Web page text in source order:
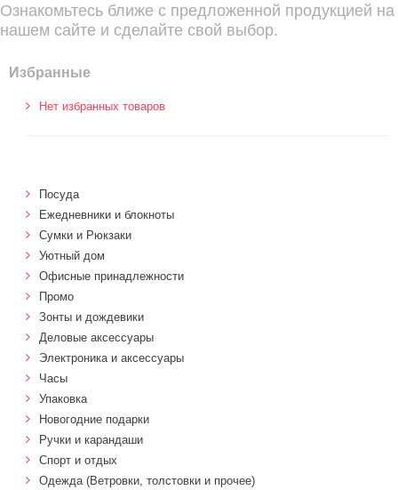
Ознакомьтесь ближе с предложенной продукцией на
нашем сайте и сделайте свой выбор.
Избранные
Нет избранных товаров
Посуда
Ежедневники и блокноты
Сумки и Рюкзаки
Уютный дом
Офисные принадлежности
Промо
Зонты и дождевики
Деловые аксессуары
Электроника и аксессуары
Часы
Упаковка
Новогодние подарки
Ручки и карандаши
Спорт и отдых
Одежда (Ветровки, толстовки и прочее)